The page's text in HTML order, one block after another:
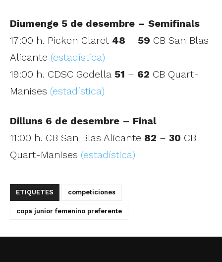
Diumenge 5 de desembre – Semifinals
17:00 h. Picken Claret 48 – 59 CB San Blas
Alicante (estadística)
19:00 h. CDSC Godella 51 – 62 CB Quart-
Manises (estadística)
Dilluns 6 de desembre – Final
11:00 h. CB San Blas Alicante 82 – 30 CB
Quart-Manises (estadística)
ETIQUETES competiciones
copa junior femenino preferente